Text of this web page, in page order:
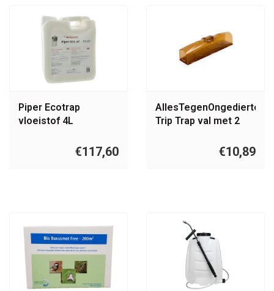
Piper Ecotrap
vloeistof 4L
€117,60
AllesTegenOngedierte.nl
Trip Trap val met 2
€10,89